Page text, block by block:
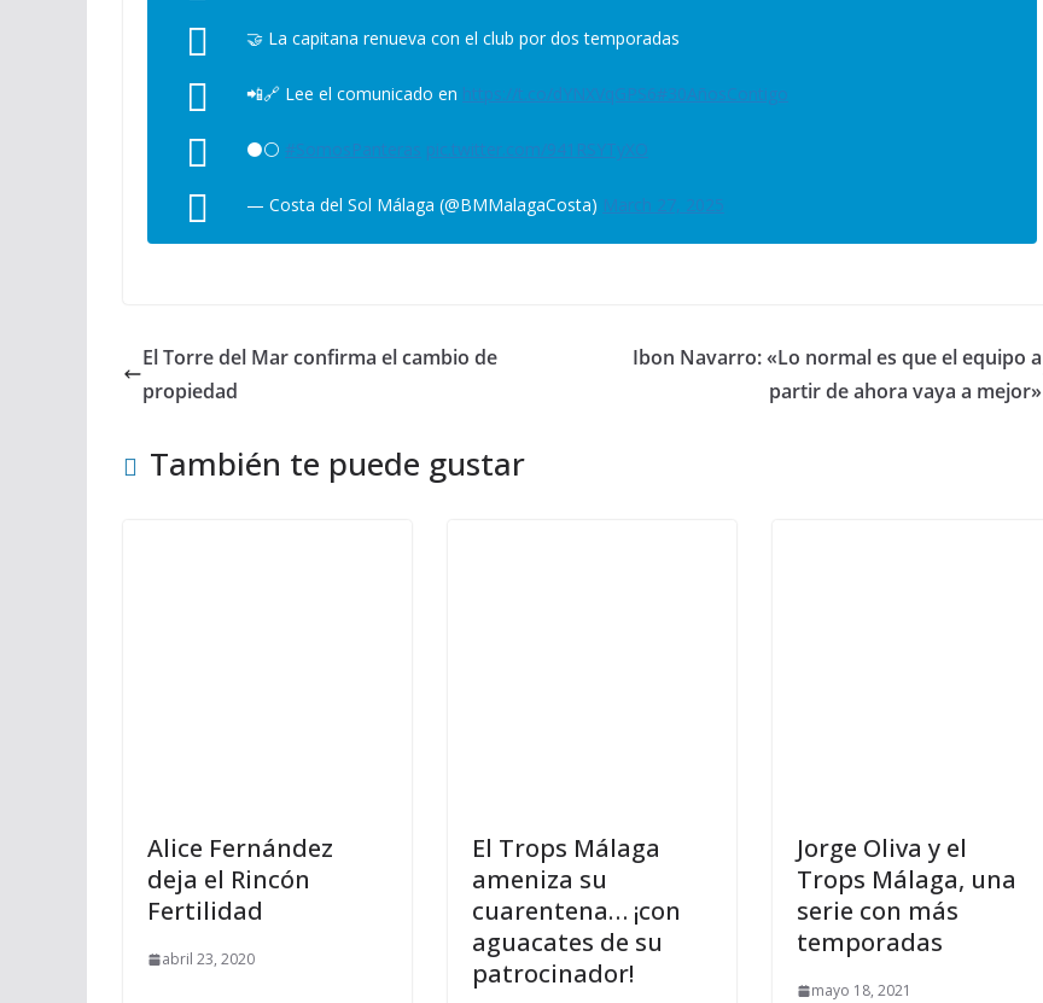
🤝 La capitana renueva con el club por dos temporadas
📲🔗 Lee el comunicado en https://t.co/dYNXVqGPS6#30AñosContigo
⚫⚪ #SomosPanteras pic.twitter.com/941RSYTyXO
— Costa del Sol Málaga (@BMMalagaCosta) March 27, 2025
El Torre del Mar confirma el cambio de
propiedad
Ibon Navarro: «Lo normal es que el equipo a
partir de ahora vaya a mejor»
También te puede gustar
Alice Fernández
deja el Rincón
Fertilidad
abril 23, 2020
El Trops Málaga
ameniza su
cuarentena… ¡con
aguacates de su
patrocinador!
Jorge Oliva y el
Trops Málaga, una
serie con más
temporadas
mayo 18, 2021